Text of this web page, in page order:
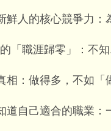
鮮人的核心競爭力：
「職涯歸零」：不
相：做得多，不如「
道自己適合的職業：